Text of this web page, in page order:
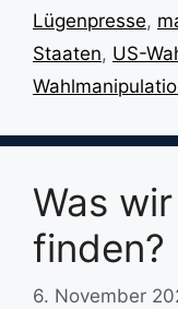
Lügenpresse,
Staaten, US-
Was
finden?
6. November